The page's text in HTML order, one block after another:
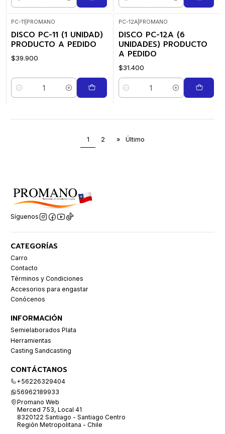
Cantidad Cantidad
PC-11 PROMANO
DISCO PC-11 (1 UNIDAD)
PRODUCTO A PEDIDO
$39.900
Cantidad
PC-12A| PROMANO
DISCO PC-12A (6
UNIDADES) PRODUCTO
A PEDIDO
$31.400
Cantidad
1 2 » Último
Síguenos
CATEGORÍAS
Carro
Contacto
Términos y Condiciones
Accesorios para engastar
Conócenos
INFORMACIÓN
Semielaborados Plata
Herramientas
Casting Sandcasting
CONTÁCTANOS
+56226329404
56962189933
Promano Web
Merced 753, Local 41
8320122 Santiago - Santiago Centro
Región Metropolitana - Chile